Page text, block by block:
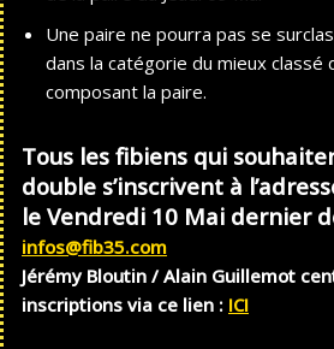
Une paire ne pourra pas se
dans la catégorie du mieux classé
composant la paire.
Tous les fibiens qui
double s’inscrivent à
le Vendredi 10 Mai dernier
infos@fib35.com
Jérémy Bloutin / Alain Guillemot
inscriptions via ce lien : ICI